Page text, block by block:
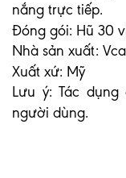
nắng trực tiếp.
Đóng gói: Hũ 30
Nhà sản xuất:
Xuất xứ: Mỹ
Lưu ý: Tác
người dùng.